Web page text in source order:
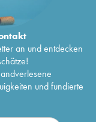
an und entdecken
und fundierte